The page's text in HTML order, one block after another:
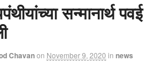
सन्मानार्थ पवई
Chavanon November 9, 2020 in news